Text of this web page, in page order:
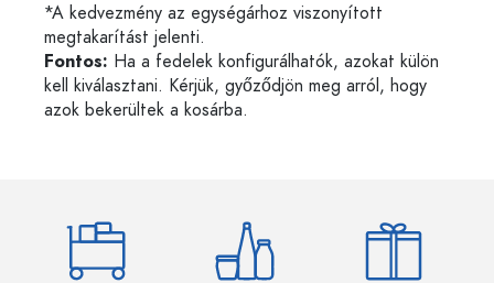
*A kedvezmény az egységárhoz viszonyított
megtakarítást jelenti.
Fontos: Ha a fedelek konfigurálhatók, azokat külön
kell kiválasztani. Kérjük, győződjön meg arról, hogy
azok bekerültek a kosárba.